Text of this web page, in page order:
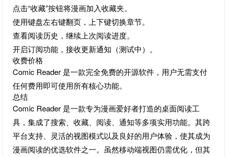
点击“收藏”按钮将漫画加入收藏夹。
使用键盘左右键翻页，上下键切换章节。
查看阅读历史，继续上次阅读进度。
开启订阅功能，接收更新通知（测试中）。
收费价格
Comic Reader 是一款完全免费的开源软件，用户无需支付
任何费用即可使用所有核心功能。
总结
Comic Reader 是一款专为漫画爱好者打造的桌面阅读工
具，集成了搜索、收藏、阅读、通知等多项实用功能。其跨
平台支持、灵活的视图模式以及良好的用户体验，使其成为
漫画阅读的优选软件之一。虽然移动端视图仍需优化，但其